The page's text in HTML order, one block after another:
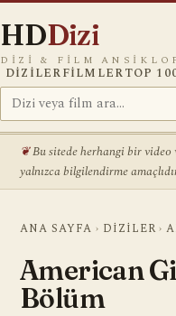
HDDizi
DIZI & FILM
DIZILERFILMLERTOP
Bu sitede herhangi bir video
yalnızca bilgilendirme
ANA SAYFA › DIZILER ›
American
Bölüm